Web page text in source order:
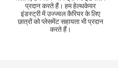
प्रदान करते हैं। हम हेल्थकेयर
इंडस्ट्री में उज्ज्वल कैरियर के लिए
छात्रों को प्लेसमेंट सहायता भी प्रदान
करते हैं।